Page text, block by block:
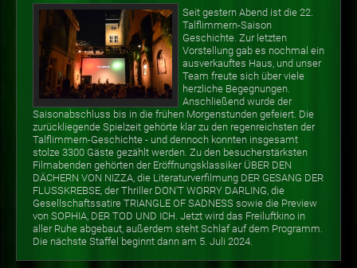
Seit gestern Abend ist die 22.
Talflimmern-Saison
Geschichte. Zur letzten
Vorstellung gab es nochmal ein
ausverkauftes Haus, und unser
Team freute sich über viele
herzliche Begegnungen.
Anschließend wurde der
Saisonabschluss bis in die frühen Morgenstunden gefeiert. Die
zurückliegende Spielzeit gehörte klar zu den regenreichsten der
Talflimmern-Geschichte - und dennoch konnten insgesamt
stolze 3300 Gäste gezählt werden. Zu den besucherstärksten
Filmabenden gehörten der Eröffnungsklassiker ÜBER DEN
DÄCHERN VON NIZZA, die Literaturverfilmung DER GESANG DER
FLUSSKREBSE, der Thriller DON'T WORRY DARLING, die
Gesellschaftssatire TRIANGLE OF SADNESS sowie die Preview
von SOPHIA, DER TOD UND ICH. Jetzt wird das Freiluftkino in
aller Ruhe abgebaut, außerdem steht Schlaf auf dem Programm.
Die nächste Staffel beginnt dann am 5. Juli 2024.